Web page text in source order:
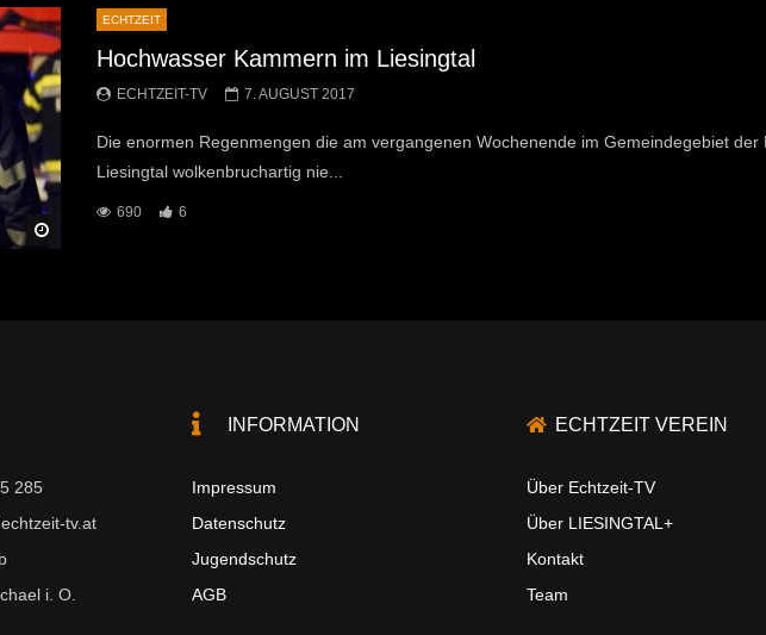
ECHTZEIT
Hochwasser Kammern im Liesingtal
ECHTZEIT-TV 7. AUGUST 2017
Die enormen Regenmengen die am vergangenen Wochenende im Gemeindegebiet
Liesingtal wolkenbruchartig nie...
690 6
285
tv.at
i. O.
INFORMATION
Impressum
Datenschutz
Jugendschutz
AGB
ECHTZEIT VEREIN
Über Echtzeit-TV
Über LIESINGTAL+
Kontakt
Team